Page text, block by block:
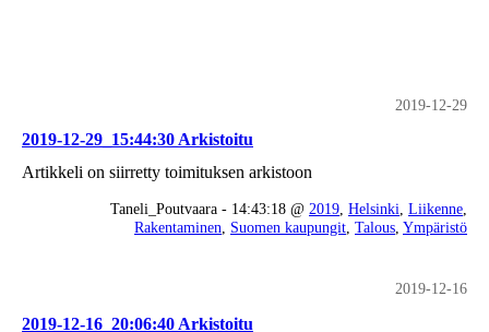
2019-12-29
2019-12-29_15:44:30 Arkistoitu
Artikkeli on siirretty toimituksen arkistoon
Taneli_Poutvaara - 14:43:18 @ 2019 Helsinki Liikenne
Rakentaminen
Suomen kaupungit Talous Ympäristö
2019-12-16
2019-12-16_20:06:40 Arkistoitu